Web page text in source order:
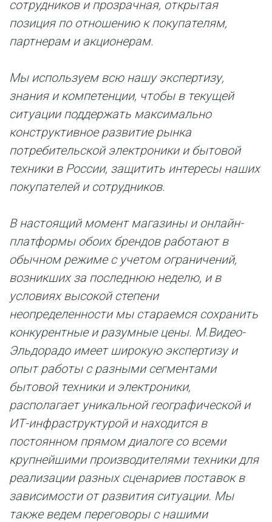
сотрудников и прозрачная, открытая
позиция по отношению к покупателям,
партнерам и акционерам.
Мы используем всю нашу экспертизу,
знания и компетенции, чтобы в текущей
ситуации поддержать максимально
конструктивное развитие рынка
потребительской электроники и бытовой
техники в России, защитить интересы наших
покупателей и сотрудников.
В настоящий момент магазины и онлайн-
платформы обоих брендов работают в
обычном режиме с учетом ограничений,
возникших за последнюю неделю, и в
условиях высокой степени
неопределенности мы стараемся сохранить
конкурентные и разумные цены. М.Видео-
Эльдорадо имеет широкую экспертизу и
опыт работы с разными сегментами
бытовой техники и электроники,
располагает уникальной географической и
ИТ-инфраструктурой и находится в
постоянном прямом диалоге со всеми
крупнейшими производителями техники для
реализации разных сценариев поставок в
зависимости от развития ситуации. Мы
также ведем переговоры с нашими